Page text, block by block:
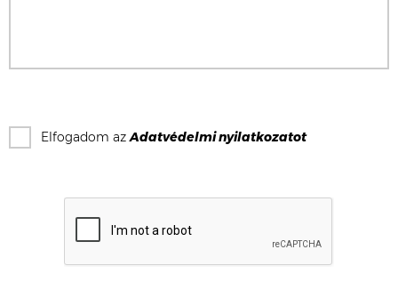
Elfogadom azAdatvédelmi nyilatkozatot